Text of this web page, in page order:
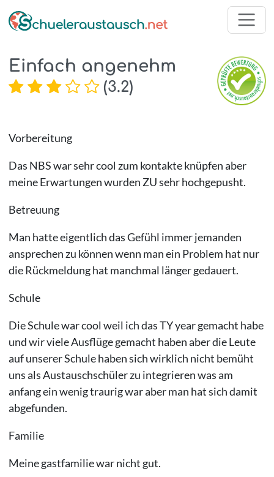
Einfach angenehm
(3.2)
Vorbereitung
Das NBS war sehr cool zum kontakte knüpfen aber
meine Erwartungen wurden ZU sehr hochgepusht.
Betreuung
Man hatte eigentlich das Gefühl immer jemanden
ansprechen zu können wenn man ein Problem hat nur
die Rückmeldung hat manchmal länger gedauert.
Schule
Die Schule war cool weil ich das TY year gemacht habe
und wir viele Ausflüge gemacht haben aber die Leute
auf unserer Schule haben sich wirklich nicht bemüht
uns als Austauschschüler zu integrieren was am
anfang ein wenig traurig war aber man hat sich damit
abgefunden.
Familie
Meine gastfamilie war nicht gut.